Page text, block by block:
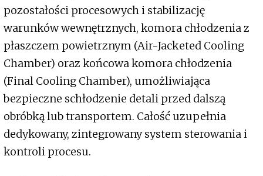
pozostałości procesowych i stabilizację
warunków wewnętrznych, komora chłodzenia z
płaszczem powietrznym (Air-Jacketed Cooling
Chamber) oraz końcowa komora chłodzenia
(Final Cooling Chamber), umożliwiająca
bezpieczne schłodzenie detali przed dalszą
obróbką lub transportem. Całość uzupełnia
dedykowany, zintegrowany system sterowania i
kontroli procesu.